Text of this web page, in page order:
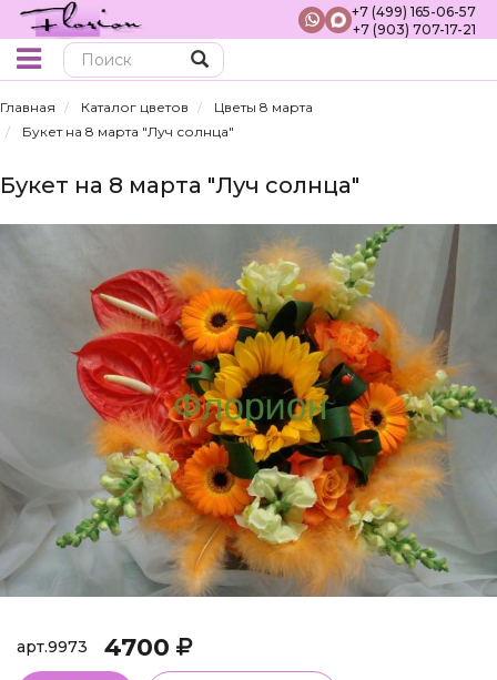
+7 (499) 165-06-57
+7 (903) 707-17-21
Главная Каталог цветов
Цветы 8 марта
Букет на 8 марта "Луч солнца"
Букет на 8 марта "Луч солнца"
арт.9973 4700